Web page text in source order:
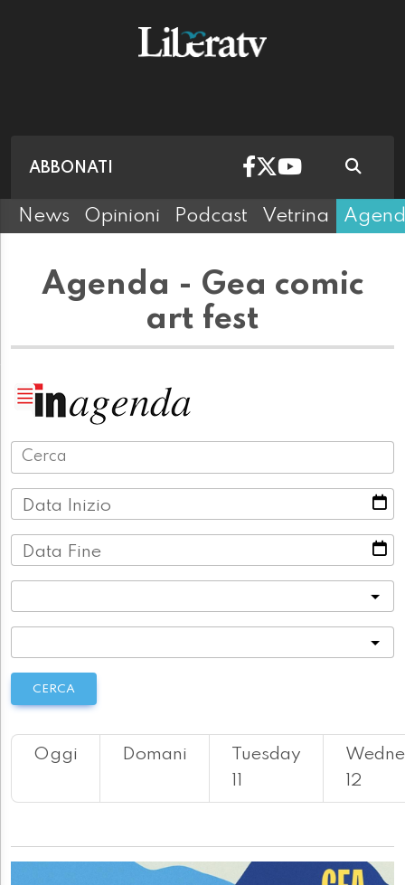
ABBONATI
News Opinioni Podcast Vetrina
Agenda - Gea comic
art fest
Data Inizio
Data Fine
CERCA
Oggi Domani
Tuesday
11
12